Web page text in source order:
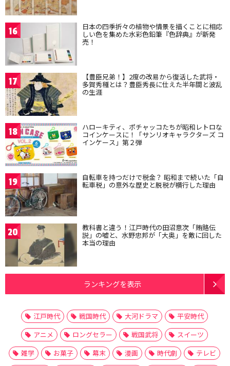
16 日本の四季折々の植物や情景を描くことに相応
しい色を集めた水彩色鉛筆『色辞典』が新発
売！
17 【豊臣兄弟！】2度の改易から復活した武将・
多賀秀種とは？豊臣秀長に仕えた半年間と波乱
の生涯
18 ハローキティ、ポチャッコたちが昭和レトロな
コインケースに！「サンリオキャラクターズ コ
インケース」第２弾
19 自転車を持つだけで税金？ 昭和まで続いた「自
転車税」の意外な歴史と脱税が横行した理由
20 教科書と違う！江戸時代の田沼意次「賄賂伝
説」の嘘と、水野忠邦が「大奥」を敵に回した
本当の理由
ランキングを表示
江戸時代 戦国時代 大河ドラマ
平安時代
アニメ
ロングセラー 戦国武将
スイーツ
雑学
お菓子 幕末 漫画 時代劇
テレビ